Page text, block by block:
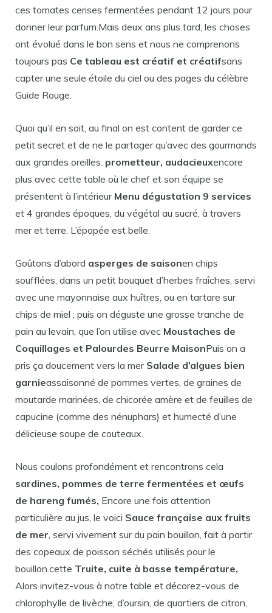
ces tomates cerises fermentées pendant 12 jours pour
donner leur parfum.Mais deux ans plus tard, les choses
ont évolué dans le bon sens et nous ne comprenons
toujours pas Ce tableau est créatif et créatifsans
capter une seule étoile du ciel ou des pages du célèbre
Guide Rouge.
Quoi qu’il en soit, au final on est content de garder ce
petit secret et de ne le partager qu’avec des gourmands
aux grandes oreilles. prometteur, audacieuxencore
plus avec cette table où le chef et son équipe se
présentent à l’intérieur Menu dégustation 9 services
et 4 grandes époques, du végétal au sucré, à travers
mer et terre. L’épopée est belle.
Goûtons d’abord asperges de saisonen chips
soufflées, dans un petit bouquet d’herbes fraîches, servi
avec une mayonnaise aux huîtres, ou en tartare sur
chips de miel ; puis on déguste une grosse tranche de
pain au levain, que l’on utilise avec Moustaches de
Coquillages et Palourdes Beurre MaisonPuis on a
pris ça doucement vers la merSalade d’algues bien
garnieassaisonné de pommes vertes, de graines de
moutarde marinées, de chicorée amère et de feuilles de
capucine (comme des nénuphars) et humecté d’une
délicieuse soupe de couteaux.
Nous coulons profondément et rencontrons cela
sardines, pommes de terre fermentées et œufs
de hareng fumés, Encore une fois attention
particulière au jus, le voici Sauce française aux fruits
de mer, servi vivement sur du pain bouillon, fait à partir
des copeaux de poisson séchés utilisés pour le
bouillon.cette Truite, cuite à basse température,
Alors invitez-vous à notre table et décorez-vous de
chlorophylle de livèche, d’oursin, de quartiers de citron,